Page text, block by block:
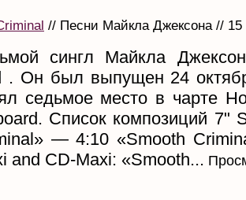
// Песни Майкла Джексона // 15
сингл Майкла
. Он был выпущен 24
седьмое место в чарте
Список композиций 7"
— 4:10 «Smooth
and CD-Maxi: «Smooth...